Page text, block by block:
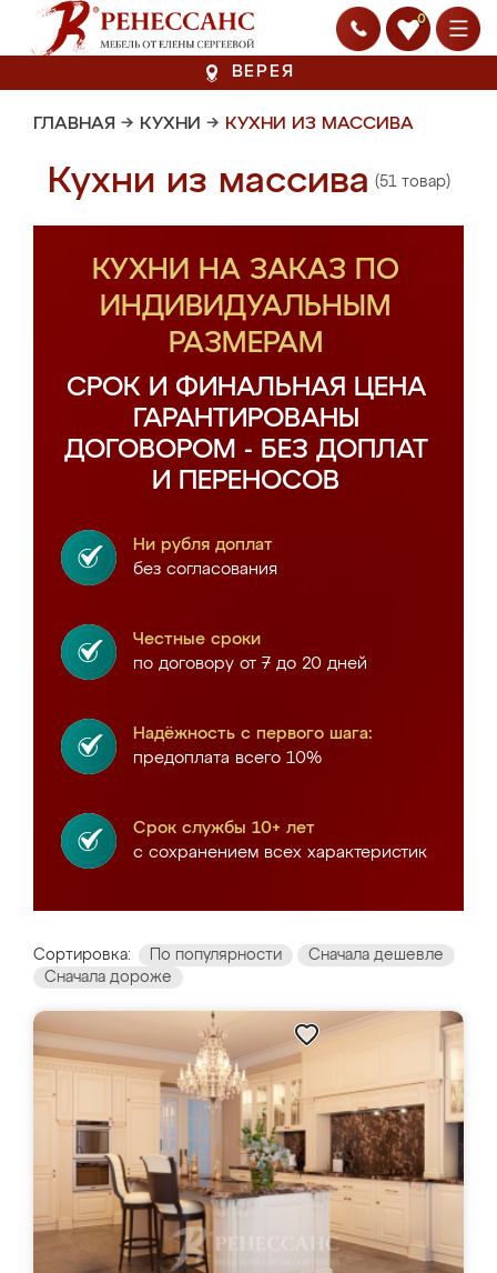
0
ВЕРЕЯ
ГЛАВНАЯ → КУХНИ → КУХНИ ИЗ МАССИВА
Кухни из массива (51 товар)
КУХНИ НА ЗАКАЗ ПО
ИНДИВИДУАЛЬНЫМ
РАЗМЕРАМ
СРОК И ФИНАЛЬНАЯ ЦЕНА
ГАРАНТИРОВАНЫ
ДОГОВОРОМ - БЕЗ ДОПЛАТ
И ПЕРЕНОСОВ
Ни рубля доплат
без согласования
Честные сроки
по договору от 7 до 20 дней
Надёжность с первого шага:
предоплата всего 10%
Срок службы 10+ лет
с сохранением всех характеристик
Сортировка: По популярности
Сначала дешевле
Сначала дороже